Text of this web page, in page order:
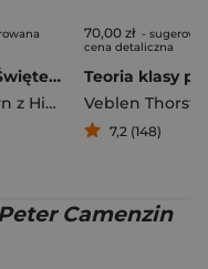
Wyznania Świętego Augustyna
św. Augustyn z Hippony
70,00 zł -
cena detaliczna
Veblen
7,2 (148)
Camenzin